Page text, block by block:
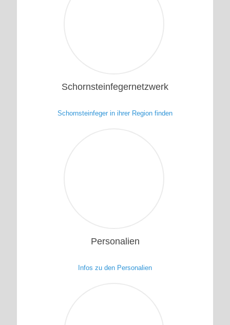
Schornsteinfegernetzwerk
Schornsteinfeger in ihrer Region finden
Personalien
Infos zu den Personalien